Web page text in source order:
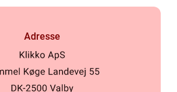
Adresse